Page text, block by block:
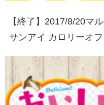
【終了】2017/8/20マル
サンアイ カロリーオフ
ャンペーン